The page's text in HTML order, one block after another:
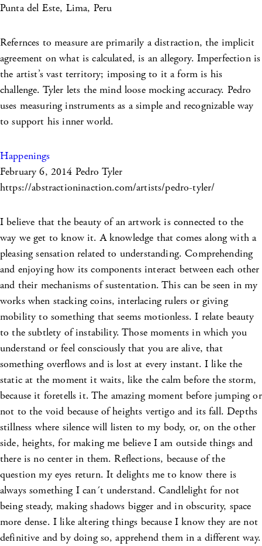
Punta del Este, Lima, Peru
Refernces to measure are primarily a distraction, the implicit
agreement on what is calculated, is an allegory. Imperfection is
the artist’s vast territory; imposing to it a form is his
challenge. Tyler lets the mind loose mocking accuracy. Pedro
uses measuring instruments as a simple and recognizable way
to support his inner world.
Happenings
February 6, 2014 Pedro Tyler
https://abstractioninaction.com/artists/pedro-tyler/
I believe that the beauty of an artwork is connected to the
way we get to know it. A knowledge that comes along with a
pleasing sensation related to understanding. Comprehending
and enjoying how its components interact between each other
and their mechanisms of sustentation. This can be seen in my
works when stacking coins, interlacing rulers or giving
mobility to something that seems motionless. I relate beauty
to the subtlety of instability. Those moments in which you
understand or feel consciously that you are alive, that
something overflows and is lost at every instant. I like the
static at the moment it waits, like the calm before the storm,
because it foretells it. The amazing moment before jumping or
not to the void because of heights vertigo and its fall. Depths
stillness where silence will listen to my body, or, on the other
side, heights, for making me believe I am outside things and
there is no center in them. Reflections, because of the
question my eyes return. It delights me to know there is
always something I can´t understand. Candlelight for not
being steady, making shadows bigger and in obscurity, space
more dense. I like altering things because I know they are not
definitive and by doing so, apprehend them in a different way.